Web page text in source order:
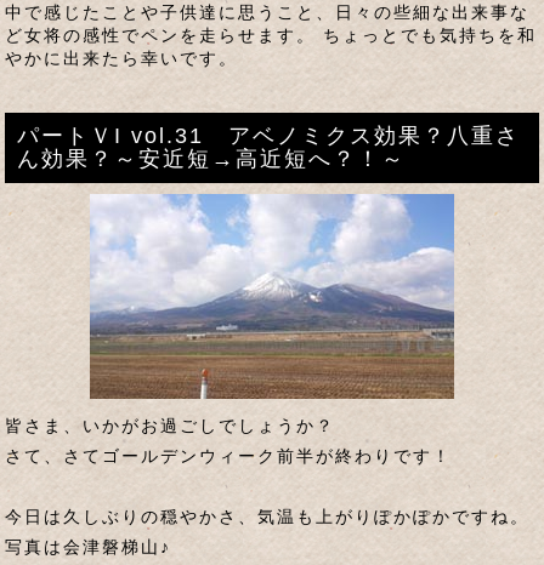
中で感じたことや子供達に思うこと、日々の些細な出来事な
ど女将の感性でペンを走らせます。 ちょっとでも気持ちを和
やかに出来たら幸いです。
パートＶI vol.31 アベノミクス効果？八重さ
ん効果？～安近短→高近短へ？！～
皆さま、いかがお過ごしでしょうか？
さて、さてゴールデンウィーク前半が終わりです！
今日は久しぶりの穏やかさ、気温も上がりぽかぽかですね。
写真は会津磐梯山♪